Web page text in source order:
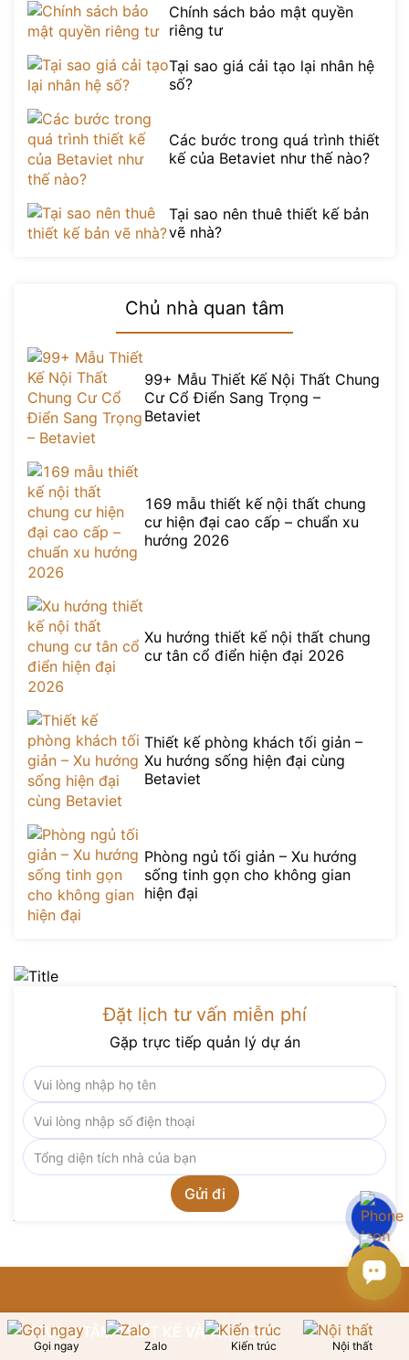
Chính sách bảo mật quyền
riêng tư
Tại sao giá cải tạo lại nhân hệ
số?
Các bước trong quá trình thiết
kế của Betaviet như thế nào?
Tại sao nên thuê thiết kế bản
vẽ nhà?
Chủ nhà quan tâm
99+ Mẫu Thiết Kế Nội Thất Chung
Cư Cổ Điển Sang Trọng –
Betaviet
169 mẫu thiết kế nội thất chung
cư hiện đại cao cấp – chuẩn xu
hướng 2026
Xu hướng thiết kế nội thất chung
cư tân cổ điển hiện đại 2026
Thiết kế phòng khách tối giản –
Xu hướng sống hiện đại cùng
Betaviet
Phòng ngủ tối giản – Xu hướng
sống tinh gọn cho không gian
hiện đại
Đặt lịch tư vấn miễn phí
Gặp trực tiếp quản lý dự án
TRUNG TÂM THIẾT KẾ VÀ THI CÔNG
Gọi ngay Zalo Kiến trúc Nội thất